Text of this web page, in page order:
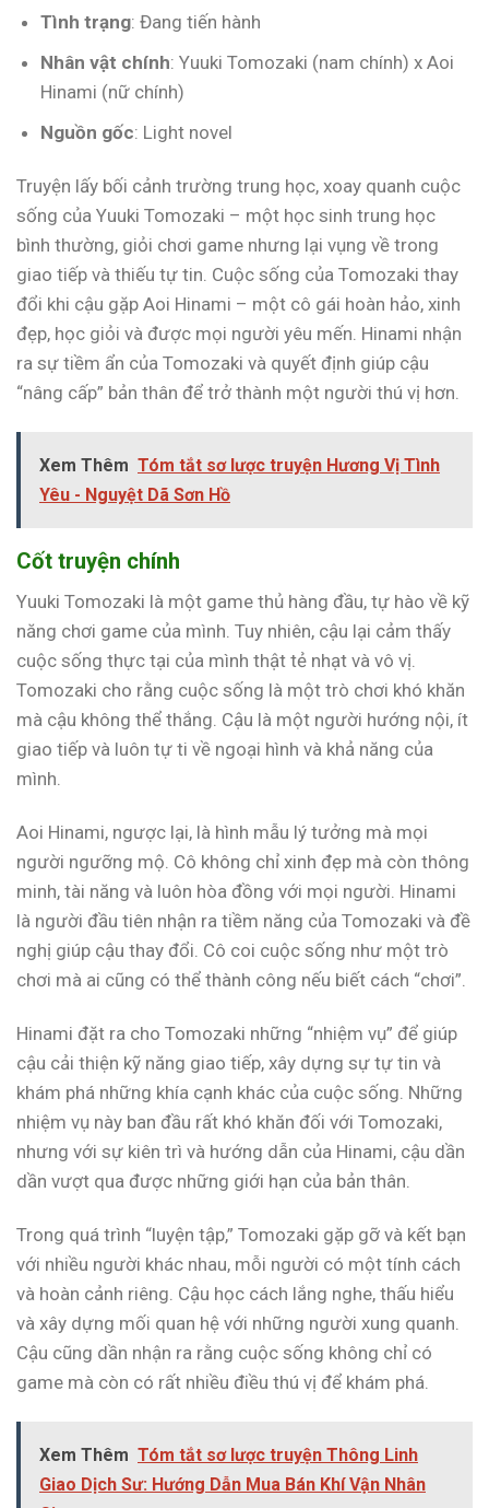
Tình trạng: Đang tiến hành
Nhân vật chính: Yuuki Tomozaki (nam chính) x Aoi
Hinami (nữ chính)
Nguồn gốc: Light novel
Truyện lấy bối cảnh trường trung học, xoay quanh cuộc
sống của Yuuki Tomozaki – một học sinh trung học
bình thường, giỏi chơi game nhưng lại vụng về trong
giao tiếp và thiếu tự tin. Cuộc sống của Tomozaki thay
đổi khi cậu gặp Aoi Hinami – một cô gái hoàn hảo, xinh
đẹp, học giỏi và được mọi người yêu mến. Hinami nhận
ra sự tiềm ẩn của Tomozaki và quyết định giúp cậu
“nâng cấp” bản thân để trở thành một người thú vị hơn.
Xem Thêm Tóm tắt sơ lược truyện Hương Vị Tình
Yêu - Nguyệt Dã Sơn Hồ
Cốt truyện chính
Yuuki Tomozaki là một game thủ hàng đầu, tự hào về kỹ
năng chơi game của mình. Tuy nhiên, cậu lại cảm thấy
cuộc sống thực tại của mình thật tẻ nhạt và vô vị.
Tomozaki cho rằng cuộc sống là một trò chơi khó khăn
mà cậu không thể thắng. Cậu là một người hướng nội, ít
giao tiếp và luôn tự ti về ngoại hình và khả năng của
mình.
Aoi Hinami, ngược lại, là hình mẫu lý tưởng mà mọi
người ngưỡng mộ. Cô không chỉ xinh đẹp mà còn thông
minh, tài năng và luôn hòa đồng với mọi người. Hinami
là người đầu tiên nhận ra tiềm năng của Tomozaki và đề
nghị giúp cậu thay đổi. Cô coi cuộc sống như một trò
chơi mà ai cũng có thể thành công nếu biết cách “chơi”.
Hinami đặt ra cho Tomozaki những “nhiệm vụ” để giúp
cậu cải thiện kỹ năng giao tiếp, xây dựng sự tự tin và
khám phá những khía cạnh khác của cuộc sống. Những
nhiệm vụ này ban đầu rất khó khăn đối với Tomozaki,
nhưng với sự kiên trì và hướng dẫn của Hinami, cậu dần
dần vượt qua được những giới hạn của bản thân.
Trong quá trình “luyện tập,” Tomozaki gặp gỡ và kết bạn
với nhiều người khác nhau, mỗi người có một tính cách
và hoàn cảnh riêng. Cậu học cách lắng nghe, thấu hiểu
và xây dựng mối quan hệ với những người xung quanh.
Cậu cũng dần nhận ra rằng cuộc sống không chỉ có
game mà còn có rất nhiều điều thú vị để khám phá.
Xem Thêm Tóm tắt sơ lược truyện Thông Linh
Giao Dịch Sư: Hướng Dẫn Mua Bán Khí Vận Nhân